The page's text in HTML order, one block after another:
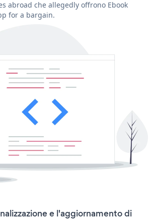
abroad che allegedly offrono Ebook
for a bargain.
e l'aggiornamento di